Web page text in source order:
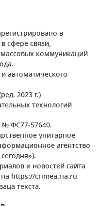
в
сфере связи,
коммуникаций
автоматического
2023 г.)
технологий
№ ФС77-57640.
унитарное
агентство
и новостей сайта
https://crimea.ria.ru
текста.